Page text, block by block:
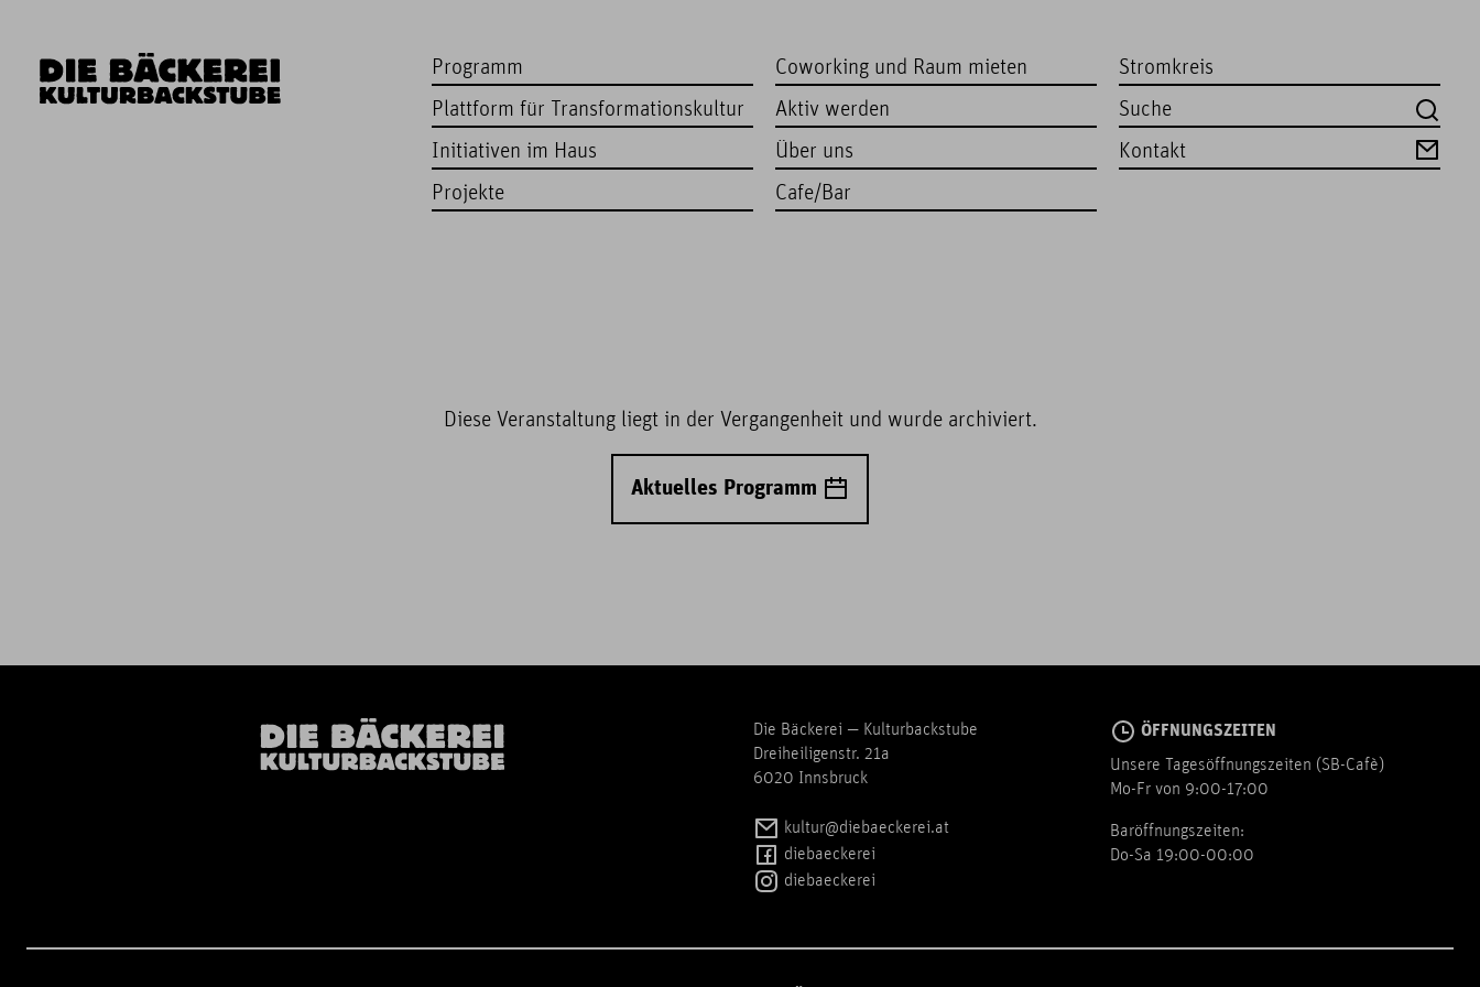
Programm
Plattform für Transformationskultur
Initiativen im Haus
Projekte
Coworking und Raum mieten
Aktiv werden
Über uns
Cafe/Bar
Stromkreis
Kontakt
Diese Veranstaltung liegt in der Vergangenheit und wurde archiviert.
Aktuelles Programm
Die Bäckerei — Kulturbackstube
Dreiheiligenstr. 21a
6020 Innsbruck
kultur@diebaeckerei.at
diebaeckerei
diebaeckerei
ÖFFNUNGSZEITEN
Unsere Tagesöffnungszeiten (SB-Cafè)
Mo-Fr von 9:00-17:00
Baröffnungszeiten:
Do-Sa 19:00-00:00